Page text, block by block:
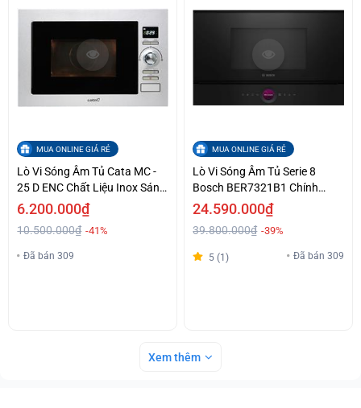
MUA ONLINE GIÁ RẺ
Lò Vi Sóng Âm Tủ Cata MC -
25 D ENC Chất Liệu Inox Sáng
Bóng Giá Tốt
6.200.000₫
10.500.000₫ -41%
Đã bán 309
MUA ONLINE GIÁ RẺ
Lò Vi Sóng Âm Tủ Serie 8
Bosch BER7321B1 Chính
Hãng Giá Tốt
24.590.000₫
39.800.000₫ -39%
5 (1) Đã bán 309
Xem thêm